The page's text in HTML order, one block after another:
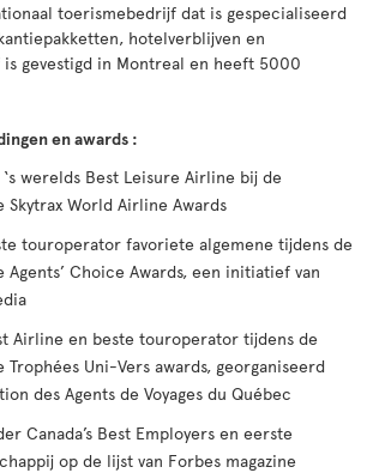
toerismebedrijf dat is gespecialiseerd
hotelverblijven en
gevestigd in Montreal en heeft 5000
en awards :
werelds Best Leisure Airline bij de
Skytrax World Airline Awards
touroperator favoriete algemene tijdens de
Agents’ Choice Awards, een initiatief van
Airline en beste touroperator tijdens de
Trophées Uni-Vers awards, georganiseerd
des Agents de Voyages du Québec
Canada’s Best Employers en eerste
op de lijst van Forbes magazine